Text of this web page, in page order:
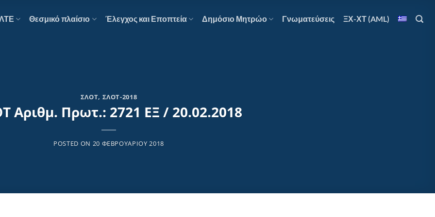
Θεσμικό πλαίσιο Έλεγχος και Εποπτεία Δημόσιο Μητρώο Γνωματεύσεις ΞΧ-ΧΤ (AML)
ΣΛΟΤ, ΣΛΟΤ-2018
Αριθμ. Πρωτ.: 2721 ΕΞ / 20.02.2018
POSTED ON 20 ΦΕΒΡΟΥΑΡΊΟΥ 2018